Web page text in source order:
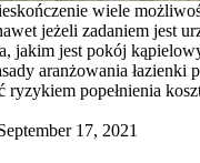
wiele
jeżeli zadaniem jest
jakim jest pokój
aranżowania łazienki
ryzykiem popełnienia
17, 2021